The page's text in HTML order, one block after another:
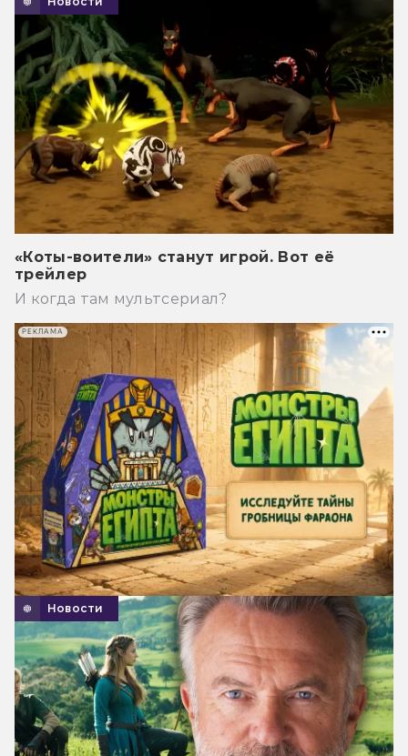
«Коты-воители» станут игрой. Вот её
трейлер
И когда там мультсериал?
Новости
РЕКЛАМА